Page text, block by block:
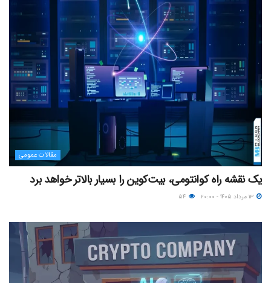
مقالات عمومی
یک نقشه راه کوانتومی، بیت‌کوین را بسیار بالاتر خواهد برد